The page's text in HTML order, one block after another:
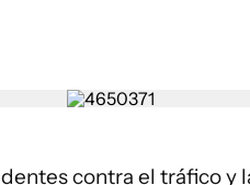
contra el tráfico y